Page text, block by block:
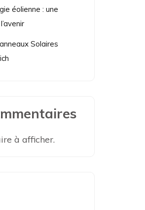
éolienne : une
Solaires
à afficher.